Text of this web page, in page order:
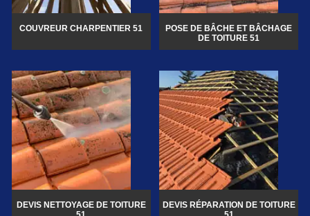
COUVREUR CHARPENTIER 51
POSE DE BÂCHE ET BÂCHAGE
DE TOITURE 51
DEVIS NETTOYAGE DE TOITURE
DEVIS RÉPARATION DE TOITURE